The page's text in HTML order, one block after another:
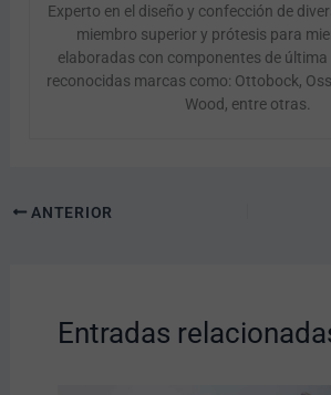
Experto en el diseño y confección de
miembro superior y prótesis para
elaboradas con componentes de última
reconocidas marcas como: Ottobock,
Wood, entre otras.
ANTERIOR
Entradas